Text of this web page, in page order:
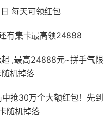
每天可领红包
有集卡最高领24888
,最高24888元~拼手气限
机掉落
抢30万个大额红包！先到
随机掉落